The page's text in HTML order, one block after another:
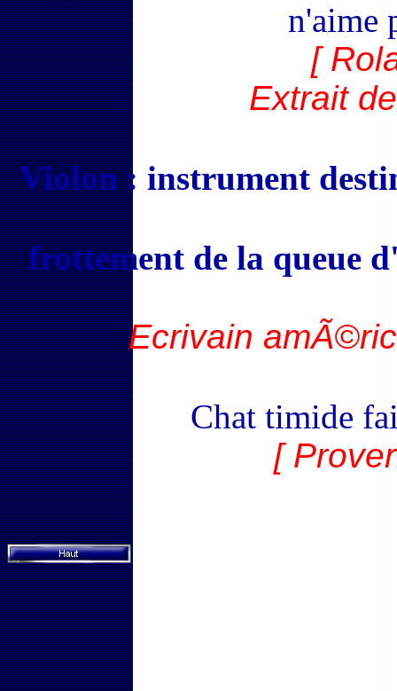
n'aime
[
Extrait
Violon : instrument
frottement de la queue
Ecrivain
Chat timide
[